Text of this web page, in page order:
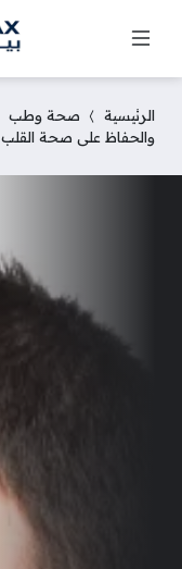
الرئيسية صحة وطب
والحفاظ على صحة القلب